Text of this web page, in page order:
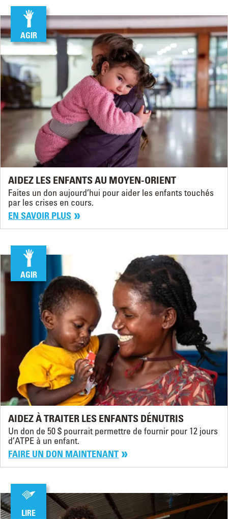
AGIR
AIDEZ LES ENFANTS AU MOYEN-ORIENT
Faites un don aujourd’hui pour aider les enfants touchés
par les crises en cours.
EN SAVOIR PLUS
AGIR
AIDEZ À TRAITER LES ENFANTS DÉNUTRIS
Un don de 50 $ pourrait permettre de fournir pour 12 jours
d’ATPE à un enfant.
FAIRE UN DON MAINTENANT
LIRE